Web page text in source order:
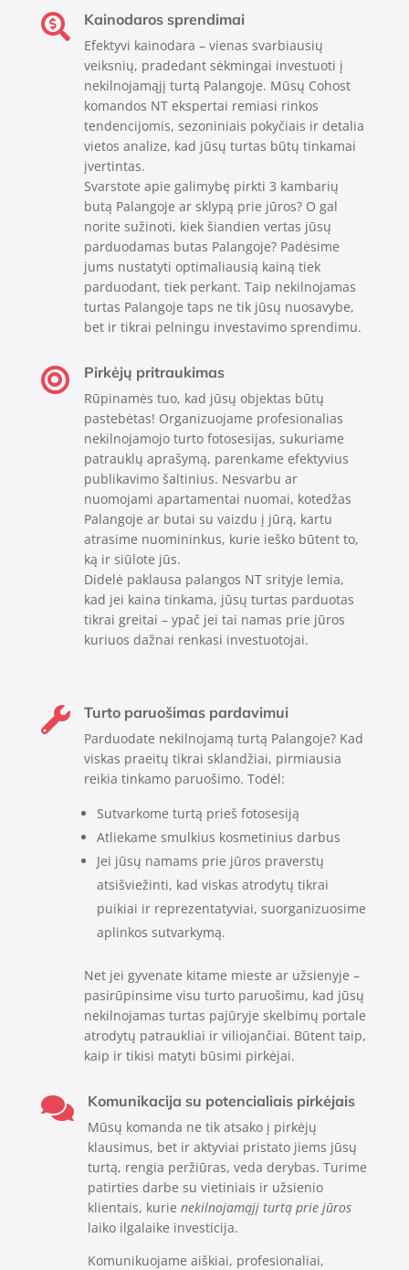
 Kainodaros sprendimai
Efektyvi kainodara – vienas svarbiausių
veiksnių, pradedant sėkmingai investuoti į
nekilnojamąjį turtą Palangoje. Mūsų Cohost
komandos NT ekspertai remiasi rinkos
tendencijomis, sezoniniais pokyčiais ir detalia
vietos analize, kad jūsų turtas būtų tinkamai
įvertintas.
Svarstote apie galimybę pirkti 3 kambarių
butą Palangoje ar sklypą prie jūros? O gal
norite sužinoti, kiek šiandien vertas jūsų
parduodamas butas Palangoje? Padėsime
jums nustatyti optimaliausią kainą tiek
parduodant, tiek perkant. Taip nekilnojamas
turtas Palangoje taps ne tik jūsų nuosavybe,
bet ir tikrai pelningu investavimo sprendimu.
 Pirkėjų pritraukimas
Rūpinamės tuo, kad jūsų objektas būtų
pastebėtas! Organizuojame profesionalias
nekilnojamojo turto fotosesijas, sukuriame
patrauklų aprašymą, parenkame efektyvius
publikavimo šaltinius. Nesvarbu ar
nuomojami apartamentai nuomai, kotedžas
Palangoje ar butai su vaizdu į jūrą, kartu
atrasime nuomininkus, kurie ieško būtent to,
ką ir siūlote jūs.
Didelė paklausa palangos NT srityje lemia,
kad jei kaina tinkama, jūsų turtas parduotas
tikrai greitai – ypač jei tai namas prie jūros
kuriuos dažnai renkasi investuotojai.
 Turto paruošimas pardavimui
Parduodate nekilnojamą turtą Palangoje? Kad
viskas praeitų tikrai sklandžiai, pirmiausia
reikia tinkamo paruošimo. Todėl:
Sutvarkome turtą prieš fotosesiją
Atliekame smulkius kosmetinius darbus
Jei jūsų namams prie jūros praverstų
atsišviežinti, kad viskas atrodytų tikrai
puikiai ir reprezentatyviai, suorganizuosime
aplinkos sutvarkymą.
Net jei gyvenate kitame mieste ar užsienyje –
pasirūpinsime visu turto paruošimu, kad jūsų
nekilnojamas turtas pajūryje skelbimų portale
atrodytų patraukliai ir viliojančiai. Būtent taip,
kaip ir tikisi matyti būsimi pirkėjai.
 Komunikacija su potencialiais pirkėjais
Mūsų komanda ne tik atsako į pirkėjų
klausimus, bet ir aktyviai pristato jiems jūsų
turtą, rengia peržiūras, veda derybas. Turime
patirties darbe su vietiniais ir užsienio
klientais, kurie nekilnojamąjį turtą prie jūros
laiko ilgalaike investicija.
Komunikuojame aiškiai, profesionaliai,